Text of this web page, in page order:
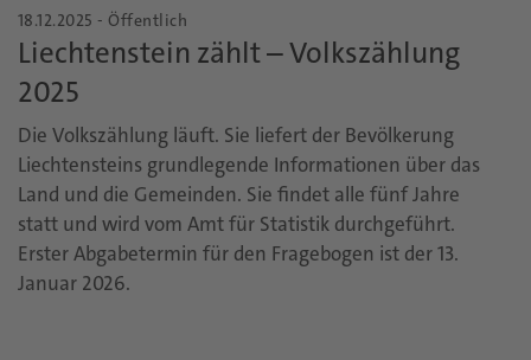
18.12.2025 - Öffentlich
Liechtenstein zählt – Volkszählung
2025
Die Volkszählung läuft. Sie liefert der Bevölkerung
Liechtensteins grundlegende Informationen über das
Land und die Gemeinden. Sie findet alle fünf Jahre
statt und wird vom Amt für Statistik durchgeführt.
Erster Abgabetermin für den Fragebogen ist der 13.
Januar 2026.